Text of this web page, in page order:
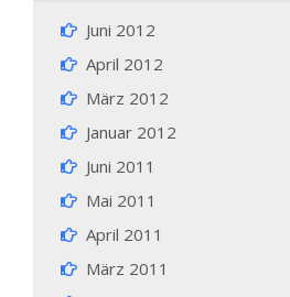
Juni 2012
April 2012
März 2012
Januar 2012
Juni 2011
Mai 2011
April 2011
März 2011